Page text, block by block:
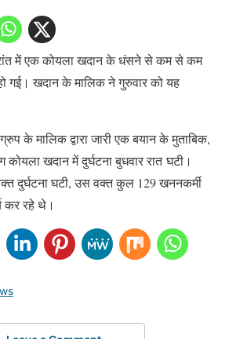
में एक कोयला खदान के धंसने से कम से कम
गई। खदान के मालिक ने गुरुवार को यह
के मालिक द्वारा जारी एक बयान के मुताबिक,
खदान में दुर्घटना बुधवार रात घटी।
दुर्घटना घटी, उस वक्त कुल 129 खननकर्मी
कर रहे थे।